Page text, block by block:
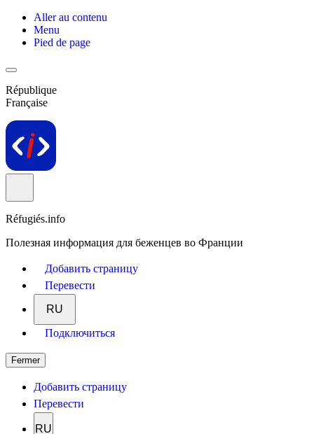
Aller au contenu
Menu
Pied de page
République
Française
Réfugiés.info
Полезная информация для беженцев во Франции
Добавить страницу
Перевести
RU
Подключиться
Fermer
Добавить страницу
Перевести
RU